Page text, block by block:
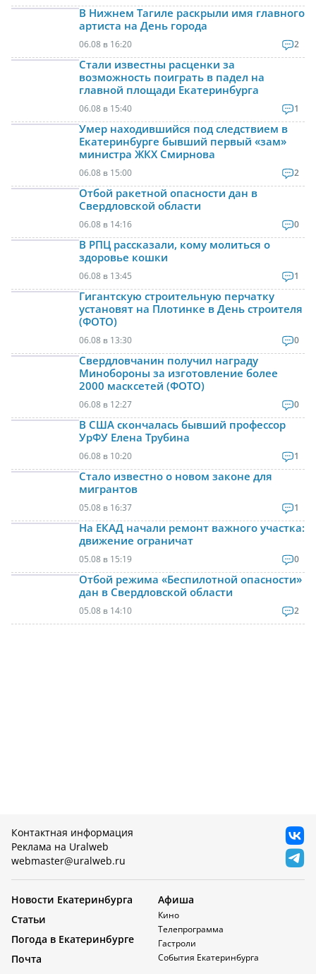
В Нижнем Тагиле раскрыли имя главного
артиста на День города
06.08 в 16:20 2
Стали известны расценки за
возможность поиграть в падел на
главной площади Екатеринбурга
06.08 в 15:40 1
Умер находившийся под следствием в
Екатеринбурге бывший первый «зам»
министра ЖКХ Смирнова
06.08 в 15:00 2
Отбой ракетной опасности дан в
Свердловской области
06.08 в 14:16 0
В РПЦ рассказали, кому молиться о
здоровье кошки
06.08 в 13:45 1
Гигантскую строительную перчатку
установят на Плотинке в День строителя
(ФОТО)
06.08 в 13:30 0
Свердловчанин получил награду
Минобороны за изготовление более
2000 масксетей (ФОТО)
06.08 в 12:27 0
В США скончалась бывший профессор
УрФУ Елена Трубина
06.08 в 10:20 1
Стало известно о новом законе для
мигрантов
05.08 в 16:37 1
На ЕКАД начали ремонт важного участка:
движение ограничат
05.08 в 15:19 0
Отбой режима «Беспилотной опасности»
дан в Свердловской области
05.08 в 14:10 2
Контактная информация
Реклама на Uralweb
webmaster@uralweb.ru
Новости Екатеринбурга
Статьи
Погода в Екатеринбурге
Почта
Афиша
Кино
Телепрограмма
Гастроли
События Екатеринбурга